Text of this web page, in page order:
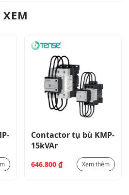
Contactor tụ bù KMP-
15kVAr
646.800 ₫ Xem thêm